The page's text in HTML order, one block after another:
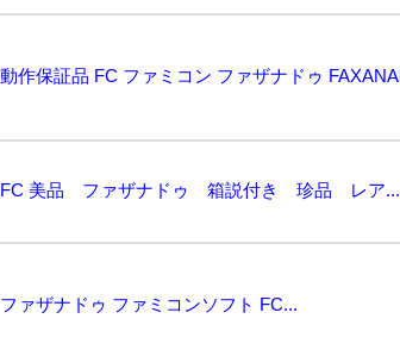
FC 美品 ファザナドゥ 箱説付き 珍品 レア...
ファザナドゥ ファミコンソフト FC...